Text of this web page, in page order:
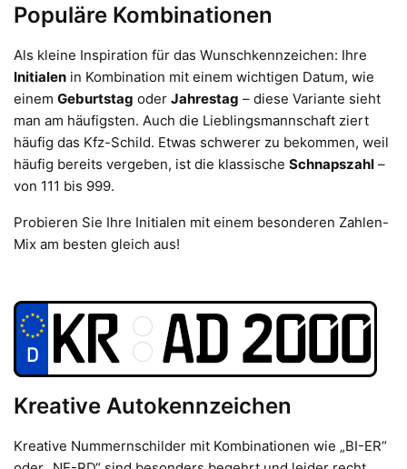
Populäre Kombinationen
Als kleine Inspiration für das Wunschkennzeichen: Ihre
Initialen in Kombination mit einem wichtigen Datum, wie
einem Geburtstag oder Jahrestag – diese Variante sieht
man am häufigsten. Auch die Lieblingsmannschaft ziert
häufig das Kfz-Schild. Etwas schwerer zu bekommen, weil
häufig bereits vergeben, ist die klassische Schnapszahl –
von 111 bis 999.
Probieren Sie Ihre Initialen mit einem besonderen Zahlen-
Mix am besten gleich aus!
Kreative Autokennzeichen
Kreative Nummernschilder mit Kombinationen wie „BI-ER“